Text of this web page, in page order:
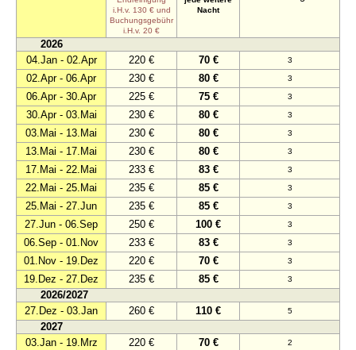
i.H.v. 130 € und
Buchungsgebühr
i.H.v. 20 €
Nacht
2026
04.Jan - 02.Apr
220 € 70 € 3
02.Apr - 06.Apr 230 € 80 € 3
06.Apr - 30.Apr 225 € 75 € 3
30.Apr - 03.Mai 230 € 80 € 3
03.Mai - 13.Mai 230 € 80 € 3
13.Mai - 17.Mai 230 € 80 € 3
17.Mai - 22.Mai 233 € 83 € 3
22.Mai - 25.Mai 235 € 85 € 3
25.Mai - 27.Jun 235 € 85 € 3
27.Jun - 06.Sep 250 € 100 € 3
06.Sep - 01.Nov 233 € 83 € 3
01.Nov - 19.Dez 220 € 70 € 3
19.Dez - 27.Dez 235 € 85 € 3
2026/2027
27.Dez - 03.Jan
260 € 110 € 5
2027
03.Jan - 19.Mrz
220 € 70 € 2